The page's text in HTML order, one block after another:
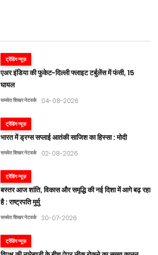
ट्रेंडिंग न्यूज़
एअर इंडिया की फुकेट-दिल्ली फ्लाइट टर्बुलेंस में फंसी, 15
घायल
समवेत शिखर नेटवर्क 04-08-2026
ट्रेंडिंग न्यूज़
भारत में ड्रग्स सप्लाई आतंकी साजिश का हिस्सा : मोदी
समवेत शिखर नेटवर्क 02-08-2026
ट्रेंडिंग न्यूज़
बस्तर आज शांति, विकास और समृद्धि की नई दिशा में आगे बढ़ रहा
है : राष्ट्रपति मुर्मु
समवेत शिखर नेटवर्क 30-07-2026
ट्रेंडिंग न्यूज़